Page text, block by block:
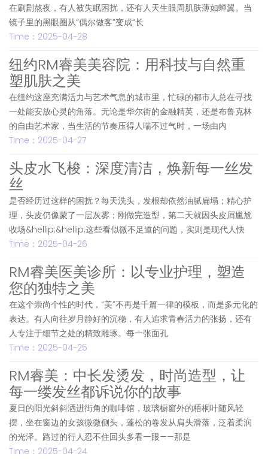
在刷剧熬夜，有人被失眠困扰，还有人天生眼周肌肤薄如蝉翼。当
镜子里的黑眼圈从“偶尔做客”变成“长
Time：2025-04-28
‌纽约RM睿美美容院：用科技与自然重
塑肌肤之美
在纽约这座充满活力与艺术气息的城市里，忙碌的都市人总在寻找
一处能安放心灵的角落。无论是华尔街的金融精英，还是布鲁克林
的自由艺术家，当生活的节奏压得人喘不过气时，一场由内
Time：2025-04-27
头皮水飞梭：深度清洁，焕新每一丝发
丝
是否经历过这样的困扰？每天洗头，发根却依然油腻扁塌；精心护
理，头皮仍像蒙了一层灰雾；刚做完造型，第二天就因头皮屑尴尬
收场&hellip;&hellip;这些看似微不足道的问题，实则是现代人快
Time：2025-04-26
RM睿美医美诊所：以专业护理，塑造
您的独特之美
在这个崇尚个性的时代，“美”不再是千篇一律的模板，而是多元化的
表达。有人向往岁月静好的沉稳，有人追求青春活力的张扬，还有
人专注于细节之处的精致雕琢。每一张面孔
Time：2025-04-25
‌RM睿美：中长发烫发，时尚造型，让
每一缕发丝都诉说你的故事
夏日的阳光斜斜洒进街角的咖啡馆，玻璃橱窗外的梧桐叶随风轻
摆，坐在窗边的女孩微微侧头，蓬松的卷发从肩头滑落，泛着柔润
的光泽。路过的行人忍不住回头多看一眼——那是
Time：2025-04-24